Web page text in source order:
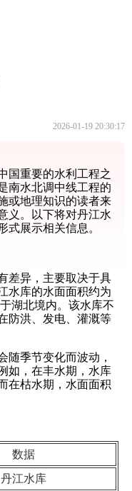
2026-01-19 20:30:17
国重要的水利工程之
南水北调中线工程的
或地理知识的读者来
义。以下将对丹江水
式展示相关信息。
差异，主要取决于具
水库的水面面积约为
湖北境内。该水库不
防洪、发电、灌溉等
随季节变化而波动，
如，在丰水期，水库
在枯水期，水面面积
数据
丹江水库